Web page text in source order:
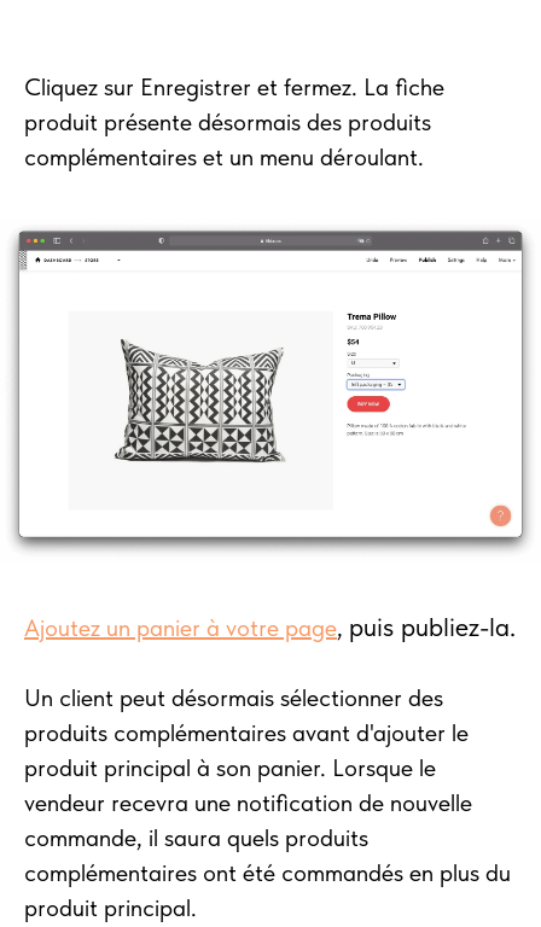
Cliquez sur Enregistrer et fermez. La fiche
produit présente désormais des produits
complémentaires et un menu déroulant.
Ajoutez un panier à votre page, puis publiez-la.
Un client peut désormais sélectionner des
produits complémentaires avant d'ajouter le
produit principal à son panier. Lorsque le
vendeur recevra une notification de nouvelle
commande, il saura quels produits
complémentaires ont été commandés en plus du
produit principal.